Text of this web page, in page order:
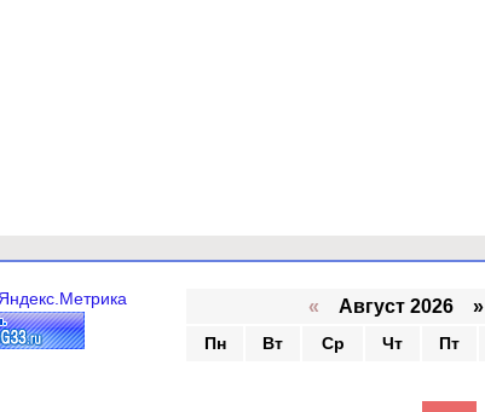
« Август 2026 »
Пн Вт Ср Чт Пт